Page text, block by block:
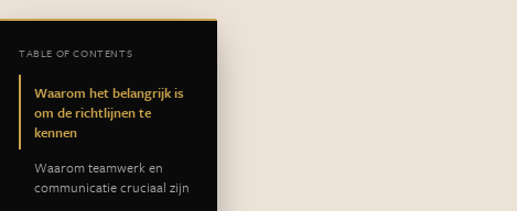
TABLE OF CONTENTS
Waarom het belangrijk is
om de richtlijnen te
kennen
Waarom teamwerk en
communicatie cruciaal zijn